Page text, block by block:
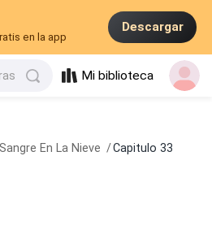
en la app
Descargar
Mi biblioteca
Sangre En La Nieve /Capitulo 33